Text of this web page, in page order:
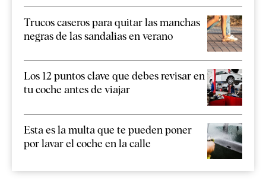
Trucos caseros para quitar las manchas
negras de las sandalias en verano
Los 12 puntos clave que debes revisar en
tu coche antes de viajar
Esta es la multa que te pueden poner
por lavar el coche en la calle